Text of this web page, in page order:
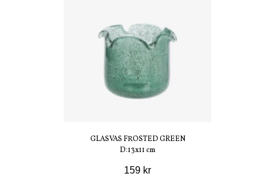
GLASVAS FROSTED GREEN
D:13x11 cm
159 kr